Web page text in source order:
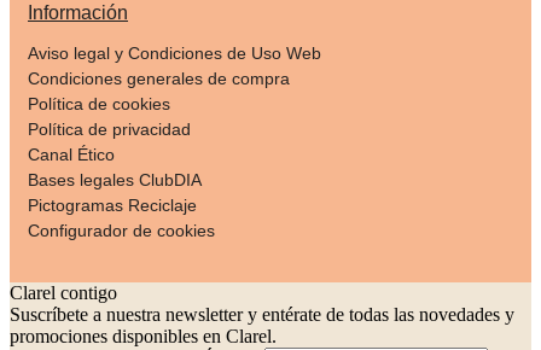
Información
Aviso legal y Condiciones de Uso Web
Condiciones generales de compra
Política de cookies
Política de privacidad
Canal Ético
Bases legales ClubDIA
Pictogramas Reciclaje
Configurador de cookies
Clarel contigo
Suscríbete a nuestra newsletter y entérate de todas las novedades y
promociones disponibles en Clarel.